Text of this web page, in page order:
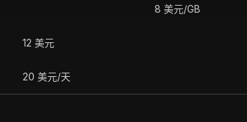
8 美元/GB
12 美元
20 美元/天